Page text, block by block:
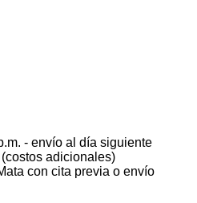
- envío al día siguiente
adicionales)
con cita previa o envío